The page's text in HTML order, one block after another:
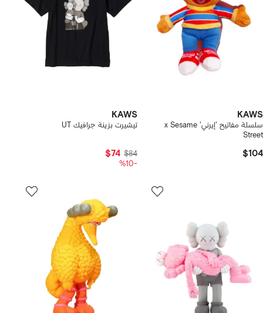
KAWS
سلسلة مفاتيح 'إيرني' x Sesame
Street
$104
KAWS
تيشيرت بزينة جرافيك UT
$84
$74
-%10